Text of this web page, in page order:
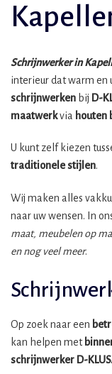
Schrijnwerker in
interieur dat warm en
schrijnwerken bij D-
maatwerkvia houten
U kunt zelf kiezen
traditionele stijlen.
Wij maken alles
naar uw wensen. In
maat, meubelen op
en nog veel meer.
Op zoek naar een
kan helpen met
schrijnwerker D-